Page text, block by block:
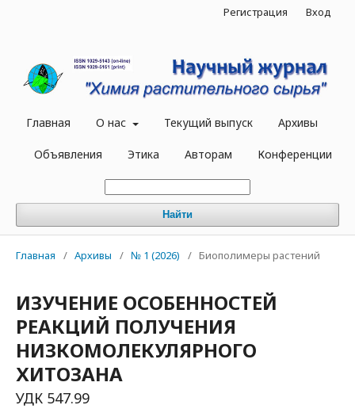
Главная О нас Текущий выпуск Архивы
Объявления Этика Авторам Конференции
Найти
Регистрация Вход
Главная / Архивы / № 1 (2026) / Биополимеры растений
ИЗУЧЕНИЕ ОСОБЕННОСТЕЙ
РЕАКЦИЙ ПОЛУЧЕНИЯ
НИЗКОМОЛЕКУЛЯРНОГО
ХИТОЗАНА
УДК 547.99